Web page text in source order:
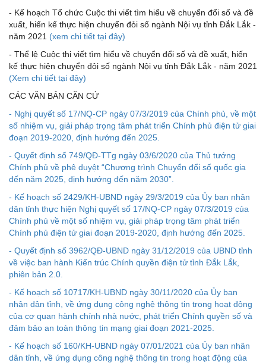
- Kế hoạch Tổ chức Cuộc thi viết tìm hiểu về chuyển đổi số và đề
xuất, hiến kế thực hiện chuyển đỏi số ngành Nội vụ tỉnh Đắk Lắk -
năm 2021 (xem chi tiết tại đây)
- Thể lệ Cuộc thi viết tìm hiểu về chuyển đổi số và đề xuất, hiến
kế thực hiện chuyển đỏi số ngành Nội vụ tỉnh Đắk Lắk - năm 2021
(Xem chi tiết tại đây)
CÁC VĂN BẢN CĂN CỨ
- Nghị quyết số 17/NQ-CP ngày 07/3/2019 của Chính phủ, về một
số nhiệm vụ, giải pháp trọng tâm phát triển Chính phủ điện tử giai
đoạn 2019-2020, định hướng đến 2025.
- Quyết định số 749/QĐ-TTg ngày 03/6/2020 của Thủ tướng
Chính phủ về phê duyệt “Chương trình Chuyển đổi số quốc gia
đến năm 2025, định hướng đến năm 2030”.
- Kế hoạch số 2429/KH-UBND ngày 29/3/2019 của Ủy ban nhân
dân tỉnh thực hiện Nghị quyết số 17/NQ-CP ngày 07/3/2019 của
Chính phủ về một số nhiệm vụ, giải pháp trọng tâm phát triển
Chính phủ điện tử giai đoạn 2019-2020, định hướng đến 2025.
- Quyết định số 3962/QĐ-UBND ngày 31/12/2019 của UBND tỉnh
về việc ban hành Kiến trúc Chính quyền điện tử tỉnh Đắk Lắk,
phiên bản 2.0.
- Kế hoạch số 10717/KH-UBND ngày 30/11/2020 của Ủy ban
nhân dân tỉnh, về ứng dụng công nghệ thông tin trong hoạt động
của cơ quan hành chính nhà nước, phát triển Chính quyền số và
đảm bảo an toàn thông tin mạng giai đoạn 2021-2025.
- Kế hoạch số 160/KH-UBND ngày 07/01/2021 của Ủy ban nhân
dân tỉnh, về ứng dụng công nghệ thông tin trong hoạt động của